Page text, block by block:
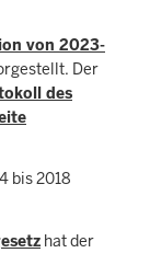
von 2023-
Der
des
bis 2018
hat der